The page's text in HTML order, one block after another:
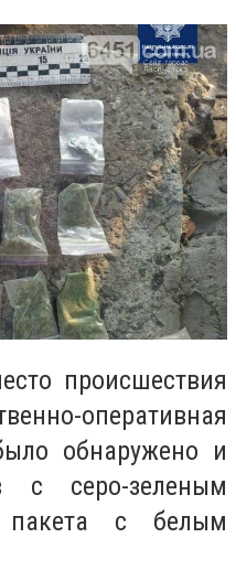
происшествия
оперативная
обнаружено и
с серо-зеленым
с белым